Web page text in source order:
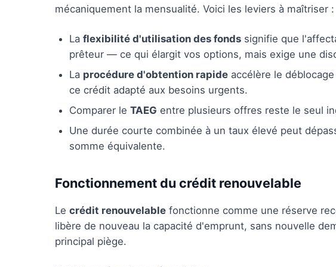
mécaniquement la mensualité. Voici les leviers à maîtriser :
La flexibilité d'utilisation des fonds signifie que
prêteur — ce qui élargit vos options, mais exige une
La procédure d'obtention rapide accélère le
ce crédit adapté aux besoins urgents.
Comparer le TAEG entre plusieurs offres reste le seul
Une durée courte combinée à un taux élevé peut
somme équivalente.
Fonctionnement du crédit renouvelable
Le crédit renouvelable fonctionne comme une réserve
libère de nouveau la capacité d'emprunt, sans nouvelle
principal piège.